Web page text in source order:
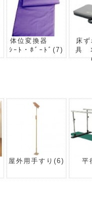
体位変換器
ｼｰﾄ・ﾎﾞｰﾄﾞ(7)
床
具
屋外用手すり (6) 平